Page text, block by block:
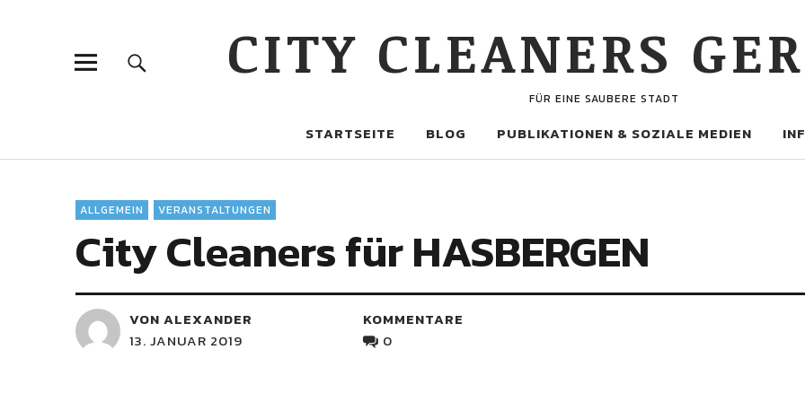
CITY CLEANERS
FÜR EINE SAUBERE STADT
STARTSEITE BLOG PUBLIKATIONEN & SOZIALE MEDIEN
ALLGEMEIN VERANSTALTUNGEN
City Cleaners für HASBERGEN
VON ALEXANDER
13. JANUAR 2019
KOMMENTARE
0